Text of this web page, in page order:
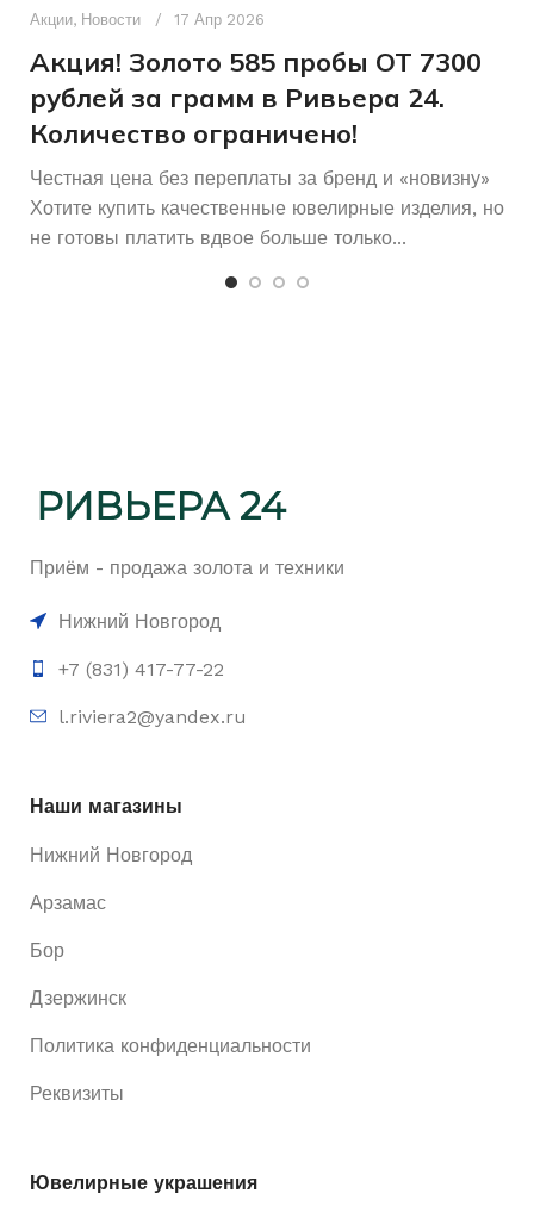
БРЕНД Без бренда
Акции, Новости 17 Апр 2026
Акция! Золото 585 пробы ОТ 7300
рублей за грамм в Ривьера 24.
Количество ограничено!
Честная цена без переплаты за бренд и «новизну»
Хотите купить качественные ювелирные изделия, но
не готовы платить вдвое больше только...
Приём - продажа золота и техники
Нижний Новгород
+7 (831) 417-77-22
l.riviera2@yandex.ru
Наши магазины
Нижний Новгород
Арзамас
Бор
Дзержинск
Политика конфиденциальности
Реквизиты
Ювелирные украшения